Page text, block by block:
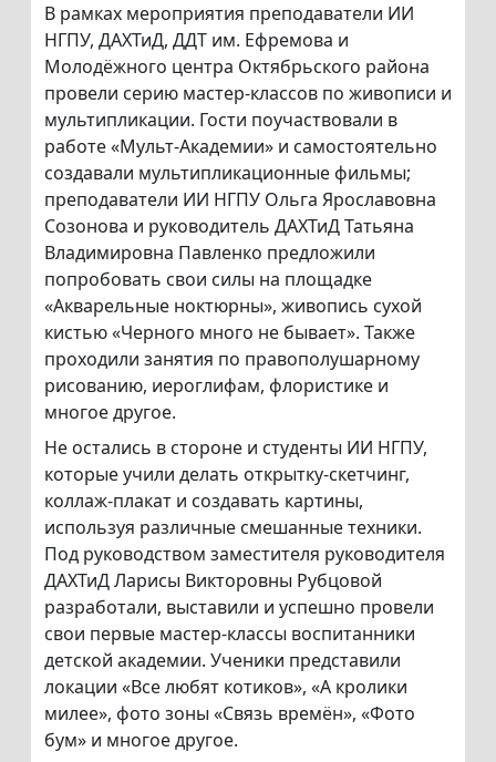
В рамках мероприятия преподаватели ИИ
НГПУ, ДАХТиД, ДДТ им. Ефремова и
Молодёжного центра Октябрьского района
провели серию мастер-классов по живописи и
мультипликации. Гости поучаствовали в
работе «Мульт-Академии» и самостоятельно
создавали мультипликационные фильмы;
преподаватели ИИ НГПУ Ольга Ярославовна
Созонова и руководитель ДАХТиД Татьяна
Владимировна Павленко предложили
попробовать свои силы на площадке
«Акварельные ноктюрны», живопись сухой
кистью «Черного много не бывает». Также
проходили занятия по правополушарному
рисованию, иероглифам, флористике и
многое другое.
Не остались в стороне и студенты ИИ НГПУ,
которые учили делать открытку-скетчинг,
коллаж-плакат и создавать картины,
используя различные смешанные техники.
Под руководством заместителя руководителя
ДАХТиД Ларисы Викторовны Рубцовой
разработали, выставили и успешно провели
свои первые мастер-классы воспитанники
детской академии. Ученики представили
локации «Все любят котиков», «А кролики
милее», фото зоны «Связь времён», «Фото
бум» и многое другое.